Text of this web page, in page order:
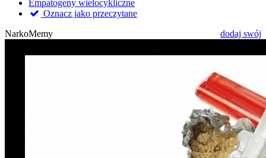
Empatogeny wielocykliczne
Oznacz jako przeczytane
NarkoMemy
dodaj swój